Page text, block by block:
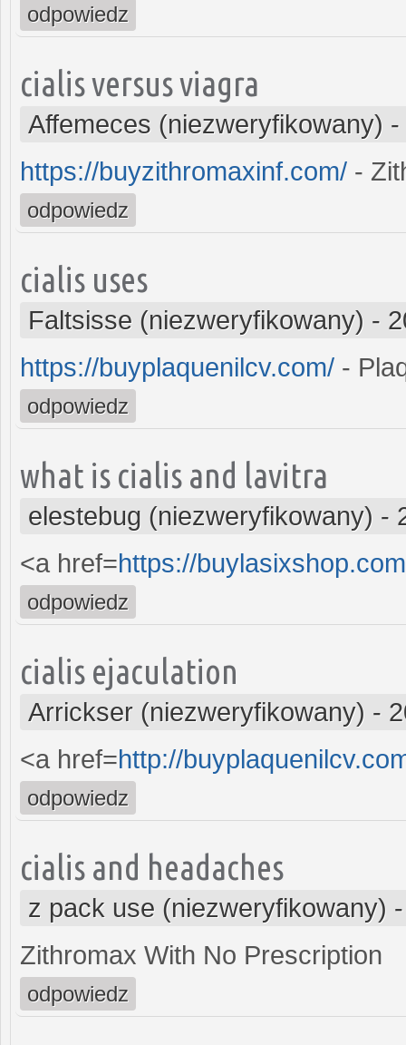
odpowiedz
cialis versus viagra
Affemeces (niezweryfikowany) -
https://buyzithromaxinf.com/ -
odpowiedz
cialis uses
Faltsisse (niezweryfikowany) -
https://buyplaquenilcv.com/ -
odpowiedz
what is cialis and lavitra
elestebug (niezweryfikowany) -
<a href=https://
odpowiedz
cialis ejaculation
Arrickser (niezweryfikowany) -
<a href=http://
odpowiedz
cialis and headaches
z pack use (niezweryfikowany)
Zithromax With No Prescription
odpowiedz